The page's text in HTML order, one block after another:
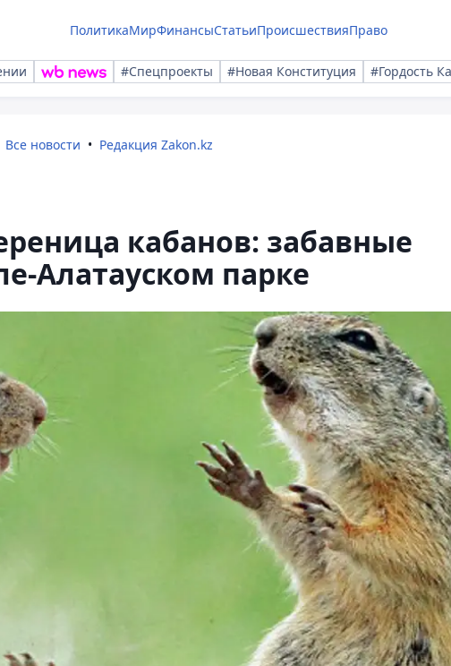
ПолитикаМирФинансыСтатьиПроисшествияПраво
#Спецпроекты #Новая Конституция #Гордость
Все новости Редакция Zakon.kz
кабанов: забавные
Алатауском парке